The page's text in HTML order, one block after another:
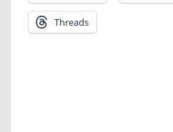
Threads